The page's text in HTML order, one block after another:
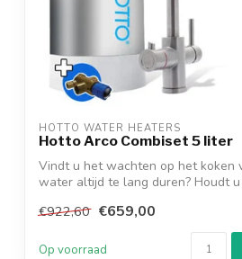
HOTTO WATER HEATERS
Hotto Arco Combiset 5 liter
Vindt u het wachten op het koken
water altijd te lang duren? Houdt u
€922,60 €659,00
Op voorraad